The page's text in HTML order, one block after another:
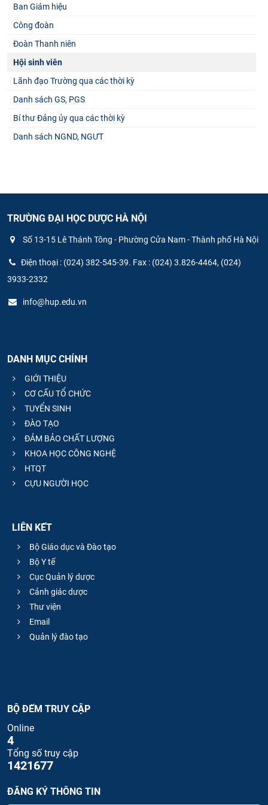
Ban Giám hiệu
Công đoàn
Đoàn Thanh niên
Hội sinh viên
Lãnh đạo Trường qua các thời kỳ
Danh sách GS, PGS
Bí thư Đảng ủy qua các thời kỳ
Danh sách NGND, NGƯT
TRƯỜNG ĐẠI HỌC DƯỢC HÀ NỘI
Số 13-15 Lê Thánh Tông - Phường Cửa Nam - Thành phố Hà Nội
Điện thoại : (024) 382-545-39. Fax : (024) 3.826-4464, (024)
3933-2332
info@hup.edu.vn
DANH MỤC CHÍNH
GIỚI THIỆU
CƠ CẤU TỔ CHỨC
TUYỂN SINH
ĐÀO TẠO
ĐẢM BẢO CHẤT LƯỢNG
KHOA HỌC CÔNG NGHỆ
HTQT
CỰU NGƯỜI HỌC
LIÊN KẾT
Bộ Giáo dục và Đào tạo
Bộ Y tế
Cục Quản lý dược
Cảnh giác dược
Thư viện
Email
Quản lý đào tạo
BỘ ĐẾM TRUY CẬP
Online
4
Tổng số truy cập
1421677
ĐĂNG KÝ THÔNG TIN